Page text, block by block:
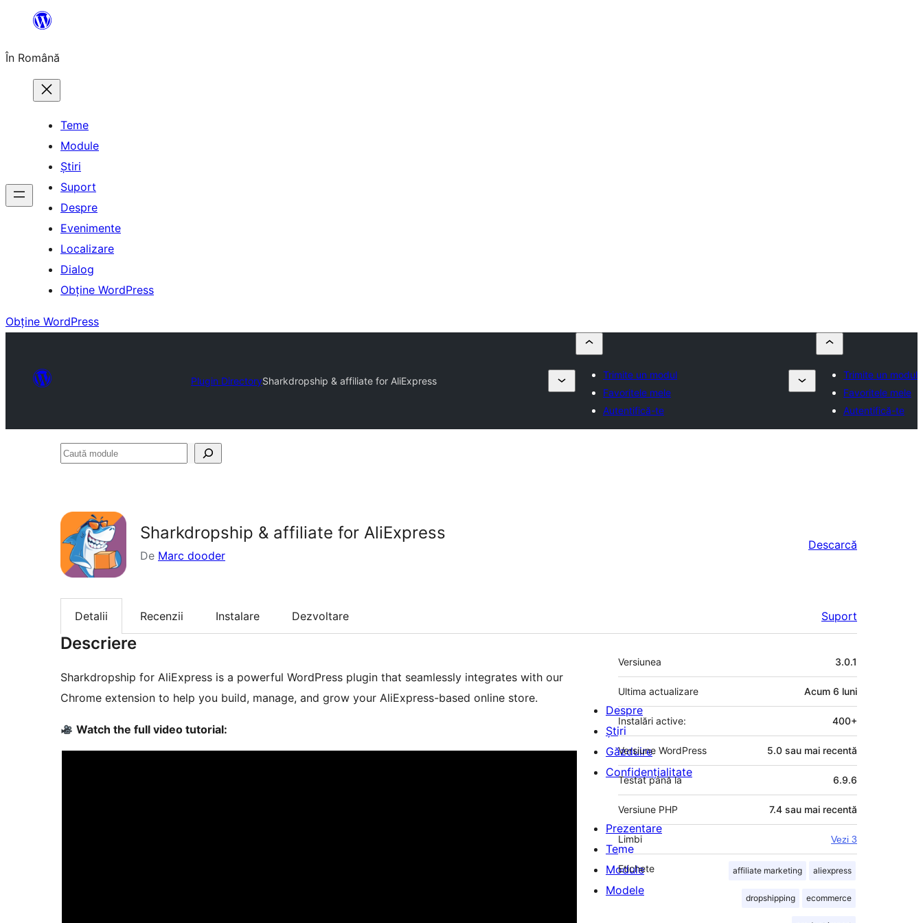
conținut
În Română
Teme
Module
Știri
Suport
Despre
Evenimente
Localizare
Dialog
Obține WordPress
Obține WordPress
Plugin DirectorySharkdropship & affiliate for AliExpress
Trimite un modul
Favoritele mele
Autentifică-te
Trimite un modul
Favoritele mele
Autentifică-te
Caută
Sharkdropship & affiliate for AliExpress
De Marc dooder
Descarcă
Detalii Recenzii Instalare Dezvoltare Suport
Descriere
Sharkdropship for AliExpress is a powerful WordPress plugin that seamlessly integrates with our
Chrome extension to help you build, manage, and grow your AliExpress-based online store.
Watch the full video tutorial:
Meta
Versiunea 3.0.1
Ultima actualizare Acum 6 luni
Instalări active: 400+
Versiune WordPress 5.0 sau mai recentă
Testat până la 6.9.6
Versiune PHP 7.4 sau mai recentă
Limbi Vezi 3
Etichete affiliate marketing aliexpress
dropshipping ecommerce
Despre
Știri
Găzduire
Confidențialitate
Prezentare
Teme
Module
Modele